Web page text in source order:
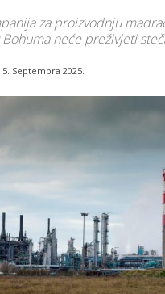
za proizvodnju
Bohuma neće preživjeti
5. Septembra 2025.